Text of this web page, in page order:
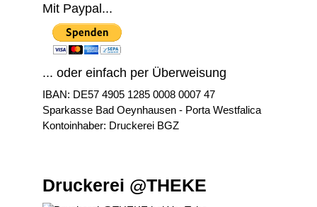
Mit Paypal...
... oder einfach per Überweisung
IBAN: DE57 4905 1285 0008 0007 47
Sparkasse Bad Oeynhausen - Porta Westfalica
Kontoinhaber: Druckerei BGZ
Druckerei @THEKE